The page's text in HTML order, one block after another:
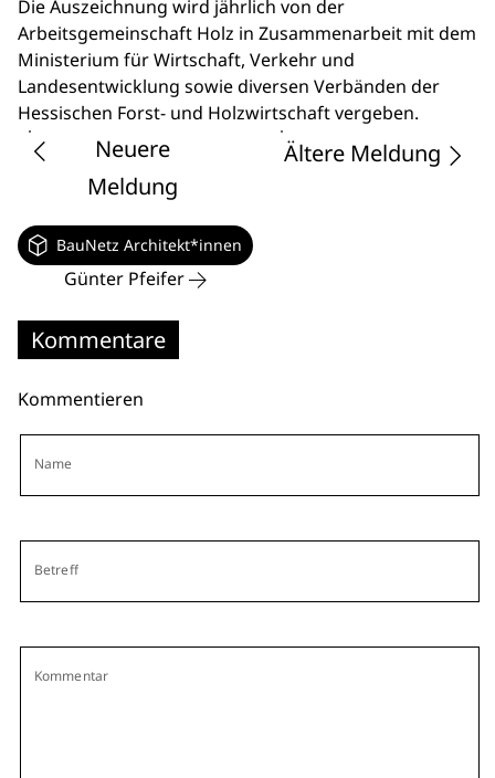
Die Auszeichnung wird jährlich von der
Arbeitsgemeinschaft Holz in Zusammenarbeit mit dem
Ministerium für Wirtschaft, Verkehr und
Landesentwicklung sowie diversen Verbänden der
Hessischen Forst- und Holzwirtschaft vergeben.
Neuere
Meldung
Ältere Meldung
BauNetz Architekt*innen
Günter Pfeifer
Kommentare
Kommentieren
Name
Betreff
Kommentar